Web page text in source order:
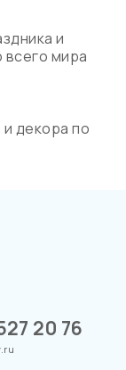
и
всего мира
декора по
20 76